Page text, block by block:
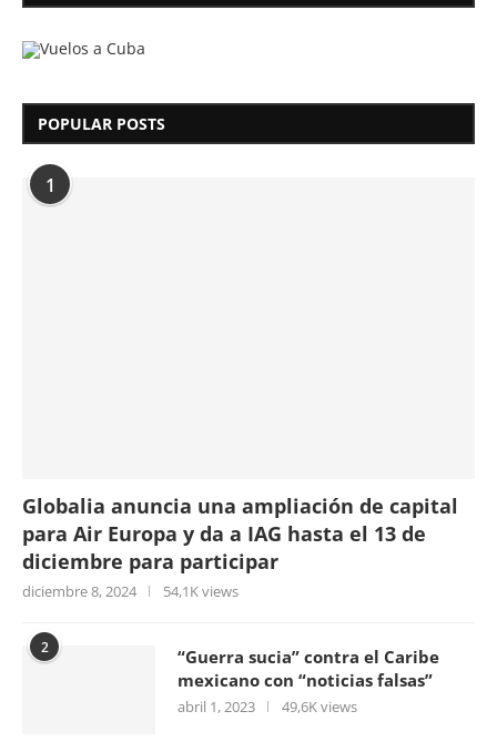
POPULAR POSTS
1
Globalia anuncia una ampliación de capital
para Air Europa y da a IAG hasta el 13 de
diciembre para participar
diciembre 8, 2024 54,1K views
2
“Guerra sucia” contra el Caribe
mexicano con “noticias falsas”
abril 1, 2023 49,6K views